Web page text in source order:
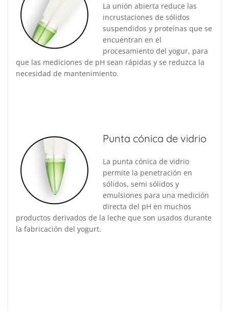
La unión abierta reduce las
incrustaciones de sólidos
suspendidos y proteínas que se
encuentran en el
procesamiento del yogur, para
que las mediciones de pH sean rápidas y se reduzca la
necesidad de mantenimiento.
Punta cónica de vidrio
La punta cónica de vidrio
permite la penetración en
sólidos, semi sólidos y
emulsiones para una medición
directa del pH en muchos
productos derivados de la leche que son usados durante
la fabricación del yogurt.